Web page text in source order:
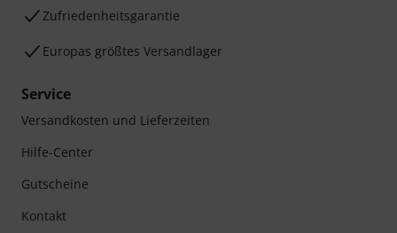
Zufriedenheitsgarantie
Europas größtes Versandlager
Service
Versandkosten und Lieferzeiten
Hilfe-Center
Gutscheine
Kontakt